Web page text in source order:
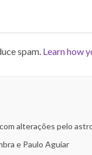
spam. Learn how
alterações pelo
e Paulo Aguiar